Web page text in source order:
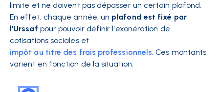
limite et ne doivent pas dépasser un certain plafond.
En effet, chaque année, un plafond est fixé par
l'Urssaf pour pouvoir définir l'exonération de
cotisations sociales et
impôt au titre des frais professionnels. Ces montants
varient en fonction de la situation.